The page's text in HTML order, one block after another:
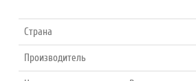
Страна
Производитель